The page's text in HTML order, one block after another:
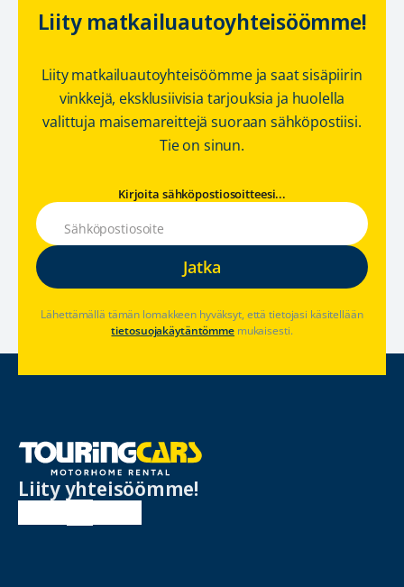
Liity matkailuautoyhteisöömme!
Liity matkailuautoyhteisöömme ja saat sisäpiirin
vinkkejä, eksklusiivisia tarjouksia ja huolella
valittuja maisemareittejä suoraan sähköpostiisi.
Tie on sinun.
Kirjoita sähköpostiosoitteesi...
Lähettämällä tämän lomakkeen hyväksyt, että tietojasi käsitellään
tietosuojakäytäntömmemukaisesti.
Liity yhteisöömme!